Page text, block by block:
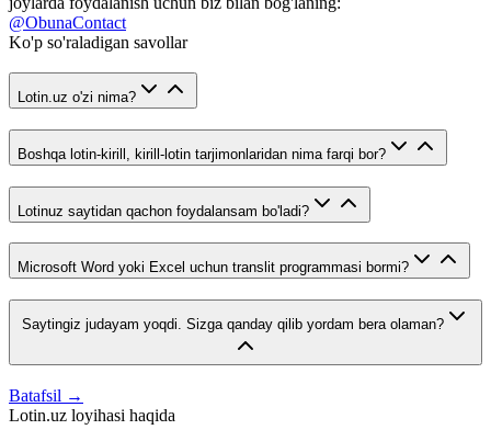
@ObunaContact
Ko'p so'raladigan savollar
Lotin.uz o'zi nima?
Boshqa lotin-kirill, kirill-lotin tarjimonlaridan nima farqi bor?
Lotinuz saytidan qachon foydalansam bo'ladi?
Microsoft Word yoki Excel uchun translit programmasi bormi?
Saytingiz judayam yoqdi. Sizga qanday qilib yordam bera olaman?
Batafsil →
Lotin.uz loyihasi haqida